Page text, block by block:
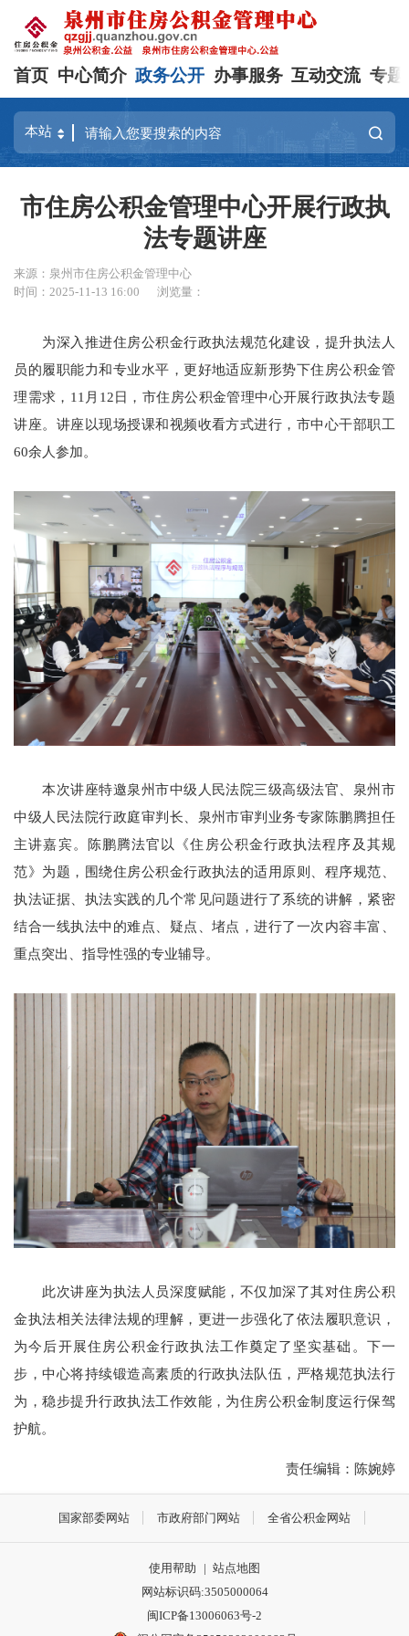
首页 中心简介 政务公开 办事服务 互动交流 专题
市住房公积金管理中心开展行政执
法专题讲座
来源：泉州市住房公积金管理中心
时间：2025-11-13 16:00
浏览量：
为深入推进住房公积金行政执法规范化建设，提升执法人
员的履职能力和专业水平，更好地适应新形势下住房公积金管
理需求，11月12日，市住房公积金管理中心开展行政执法专题
讲座。讲座以现场授课和视频收看方式进行，市中心干部职工
60余人参加。
本次讲座特邀泉州市中级人民法院三级高级法官、泉州市
中级人民法院行政庭审判长、泉州市审判业务专家陈鹏腾担任
主讲嘉宾。陈鹏腾法官以《住房公积金行政执法程序及其规
范》为题，围绕住房公积金行政执法的适用原则、程序规范、
执法证据、执法实践的几个常见问题进行了系统的讲解，紧密
结合一线执法中的难点、疑点、堵点，进行了一次内容丰富、
重点突出、指导性强的专业辅导。
此次讲座为执法人员深度赋能，不仅加深了其对住房公积
金执法相关法律法规的理解，更进一步强化了依法履职意识，
为今后开展住房公积金行政执法工作奠定了坚实基础。下一
步，中心将持续锻造高素质的行政执法队伍，严格规范执法行
为，稳步提升行政执法工作效能，为住房公积金制度运行保驾
护航。
责任编辑：陈婉婷
国家部委网站 市政府部门网站 全省公积金网站
使用帮助 | 站点地图
网站标识码:3505000064
闽ICP备13006063号-2